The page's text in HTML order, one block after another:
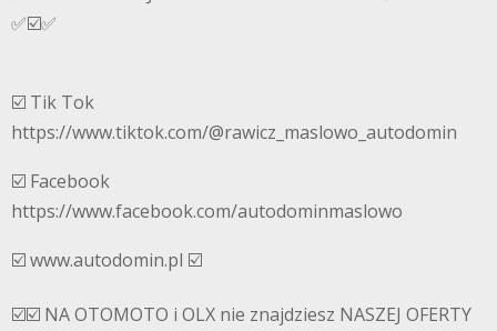
✅☑️✅
☑️ Tik Tok
https://www.tiktok.com/@rawicz_maslowo_autodomin
☑️ Facebook
https://www.facebook.com/autodominmaslowo
☑️ www.autodomin.pl ☑️
☑️☑️ NA OTOMOTO i OLX nie znajdziesz NASZEJ OFERTY